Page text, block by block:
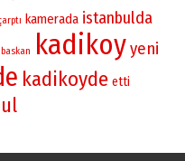
kamerada istanbulda
baskan kadikoyyeni
kadikoyde etti